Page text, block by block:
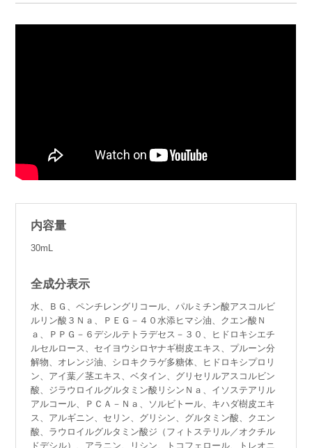
内容量
30mL
全成分表示
水、ＢＧ、ペンチレングリコール、パルミチン酸アスコルビ
ルリン酸３Ｎａ、ＰＥＧ－４０水添ヒマシ油、クエン酸Ｎ
ａ、ＰＰＧ－６デシルテトラデセス－３０、ヒドロキシエチ
ルセルロース、セイヨウシロヤナギ樹皮エキス、プルーン分
解物、オレンジ油、シロキクラゲ多糖体、ヒドロキシプロリ
ン、アイ葉／茎エキス、ベタイン、グリセリルアスコルビン
酸、ジラウロイルグルタミン酸リシンＮａ、イソステアリル
アルコール、ＰＣＡ－Ｎａ、ソルビトール、キハダ樹皮エキ
ス、アルギニン、セリン、グリシン、グルタミン酸、クエン
酸、ラウロイルグルタミン酸ジ（フィトステリル／オクチル
ドデシル）、アラニン、リシン、トコフェロール、トレオニ